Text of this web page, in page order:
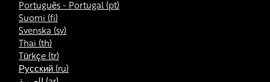
Português - Portugal ‎(pt)‎
Suomi ‎(fi)‎
Svenska ‎(sv)‎
Thai ‎(th)‎
Türkçe ‎(tr)‎
Русский ‎(ru)‎